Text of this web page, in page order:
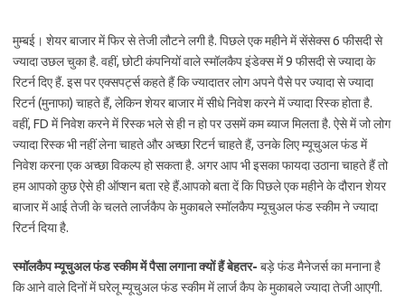
मुम्बई। शेयर बाजार में फिर से तेजी लौटने लगी है. पिछले एक महीने में सेंसेक्स 6 फीसदी से
ज्यादा उछल चुका है. वहीं, छोटी कंपनियों वाले स्मॉलकैप इंडेक्स में 9 फीसदी से ज्यादा के
रिटर्न दिए हैं. इस पर एक्सपर्ट्स कहते हैं कि ज्यादातर लोग अपने पैसे पर ज्यादा से ज्यादा
रिटर्न (मुनाफा) चाहते हैं, लेकिन शेयर बाजार में सीधे निवेश करने में ज्यादा रिस्क होता है.
वहीं, FD में निवेश करने में रिस्क भले से ही न हो पर उसमें कम ब्याज मिलता है. ऐसे में जो लोग
ज्यादा रिस्क भी नहीं लेना चाहते और अच्छा रिटर्न चाहते हैं, उनके लिए म्यूचुअल फंड में
निवेश करना एक अच्छा विकल्प हो सकता है. अगर आप भी इसका फायदा उठाना चाहते हैं तो
हम आपको कुछ ऐसे ही ऑप्शन बता रहे हैं.आपको बता दें कि पिछले एक महीने के दौरान शेयर
बाजार में आई तेजी के चलते लार्जकैप के मुकाबले स्मॉलकैप म्यूचुअल फंड स्कीम ने ज्यादा
रिटर्न दिया है.
स्मॉलकैप म्यूचुअल फंड स्कीम में पैसा लगाना क्यों हैं बेहतर- बड़े फंड मैनेजर्स का मनाना है
कि आने वाले दिनों में घरेलू म्यूचुअल फंड स्कीम में लार्ज कैप के मुकाबले ज्यादा तेजी आएगी.